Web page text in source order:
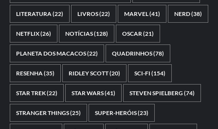
LITERATURA(22) LIVROS(22) MARVEL(41) NERD(38)
NETFLIX(26) NOTÍCIAS(128) OSCAR(21)
PLANETA DOS MACACOS(22) QUADRINHOS(78)
RESENHA(35) RIDLEY SCOTT(20) SCI-FI (154)
STAR TREK(22) STAR WARS(41) STEVEN SPIELBERG (74)
STRANGER THINGS(25) SUPER-HERÓIS(23)